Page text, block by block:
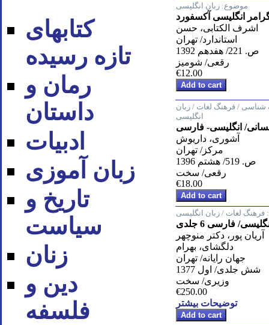
کتابهای
تازه رسیده
رمان و
داستان
ادبیات
زبان آموزی
تاریخ و
سیاست
زنان
دین و
فلسفه
موضوع: زبان انگلیسی
انگلیسی آکسفورد
اشرف الکتابی، حسن
استاندارد/ تهران
ص. 221/ هفدهم 1392
رقعی/ شومیز
€12.00
شناسی / فرهنگ لغات / زبان
انگلیسی
انگلیسی- فارسی
آشوری، داریوش
مرکز/ تهران
ص. 519/ هشتم 1396
رقعی/ سخت
€18.00
فرهنگ لغات / زبان انگلیسی
فارسی 6 جلدی
آریان پور، دکتر منوچهر
دلگشای، بهرام
جهان رایانه/ تهران
شش جلدی/ اول 1377
وزیری/ سخت
€250.00
توضیحات بیشتر